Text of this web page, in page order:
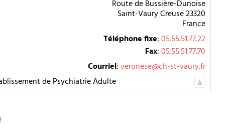
Route de Bussière-Dunoise
Saint-VauryCreuse23320
France
Téléphone fixe:05.55.51.77.22
Fax:05.55.51.77.70
Courriel:veronese@ch-st-vaury.fr
de Psychiatrie Adulte